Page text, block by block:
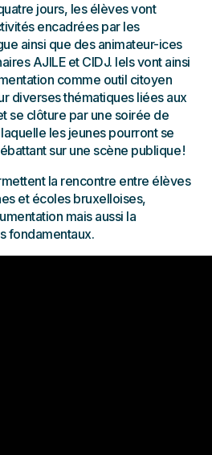
jours, les élèves vont
encadrées par les
ainsi que des animateur-ices
AJILE et CIDJ. Iels vont ainsi
comme outil citoyen
diverses thématiques liées aux
se clôture par une soirée de
les jeunes pourront se
sur une scène publique !
la rencontre entre élèves
et écoles bruxelloises,
mais aussi la
fondamentaux.